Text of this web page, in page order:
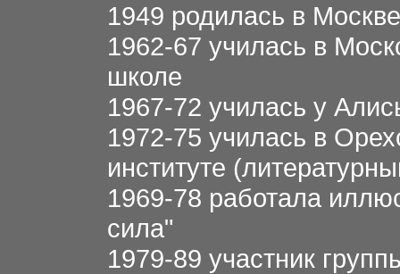
1949 родилась в Москве
1962-67 училась в
школе
1967-72 училась у
1972-75 училась в
институте
1969-78 работала
сила"
1979-89 участник